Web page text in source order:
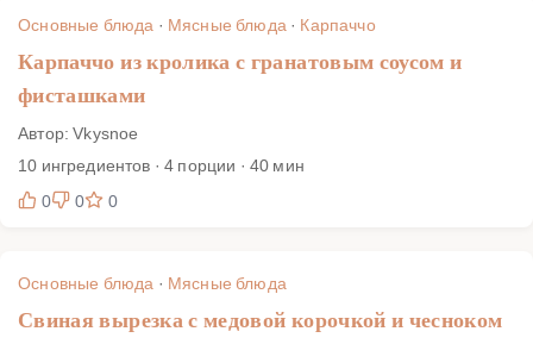
Основные блюда · Мясные блюда· Карпаччо
Карпаччо из кролика с гранатовым соусом и
фисташками
Автор: Vkysnoe
10 ингредиентов · 4 порции · 40 мин
0
0 0
Основные блюда · Мясные блюда
Свиная вырезка с медовой корочкой и чесноком